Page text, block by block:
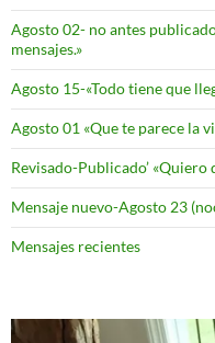
Agosto 02- no antes
mensajes.»
Agosto 15-«Todo tiene que
Agosto 01 «Que te parece la
Revisado-Publicado’ «Quiero
Mensaje nuevo-Agosto 23
Mensajes recientes